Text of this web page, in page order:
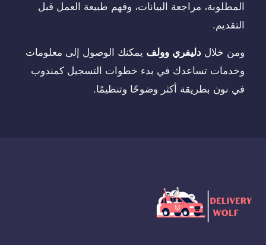
المطلوبة، مراجعة البيانات، وفهم طبيعة العمل قبل
التقديم.
ومن خلال دليفري وولف يمكنك الوصول إلى معلومات
وخدمات تساعدك في بدء خطوات التسجيل كمندوب
في نون بطريقة أكثر وضوحًا وتنظيمًا.